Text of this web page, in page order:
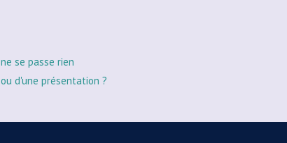
se passe rien
d'une présentation ?